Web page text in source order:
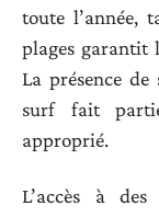
toute l’année,
plages garantit
La présence
surf fait
approprié.
L’accès à